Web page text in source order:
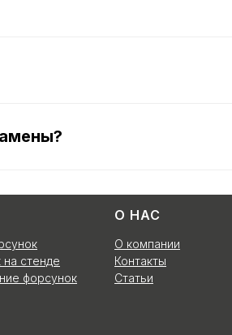
на стенде
форсунок
О НАС
О компании
Контакты
Статьи